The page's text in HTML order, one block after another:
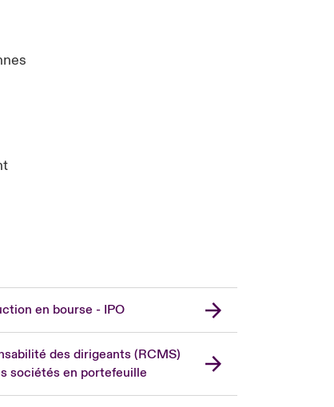
en bourse - IPO
des dirigeants (RCMS)
sociétés en portefeuille